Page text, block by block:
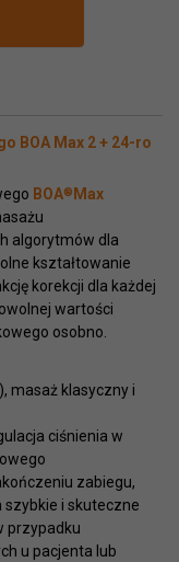
BOA Max 2 + 24-ro
BOA® Max
algorytmów dla
kształtowanie
korekcji dla każdej
wartości
osobno.
masaż klasyczny i
ciśnienia w
zabiegu,
szybkie i skuteczne
przypadku
u pacjenta lub